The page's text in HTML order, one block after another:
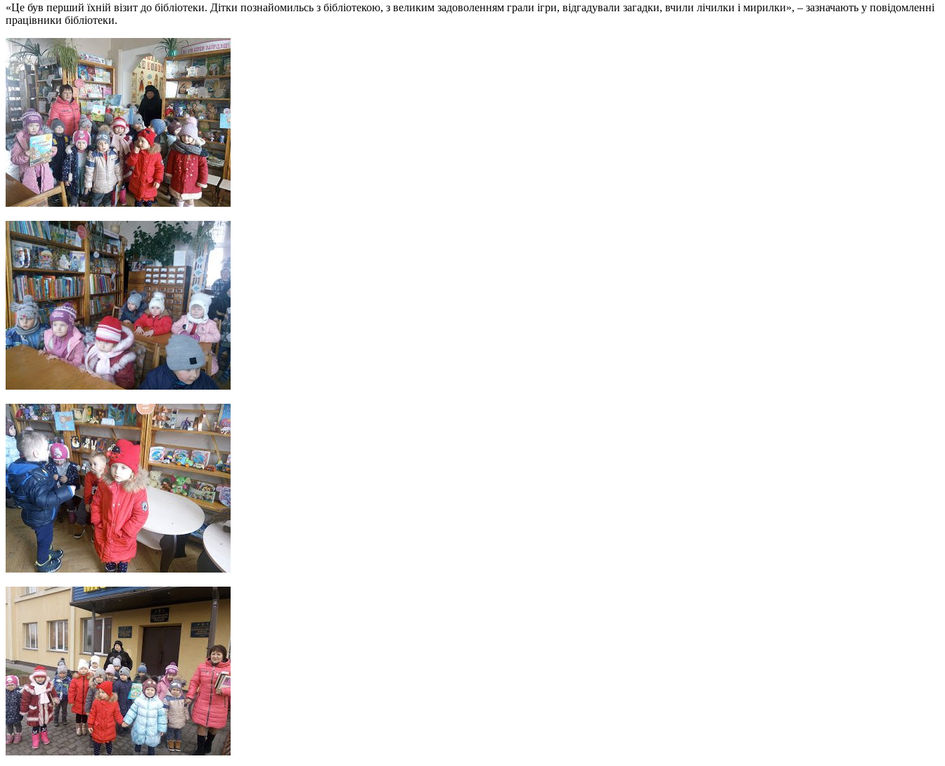
«Це був перший їхній візит до бібліотеки. Дітки познайомильсь з бібліотекою, з великим задоволенням грали ігри, відгадували загадки, вчили лічилки і мирилки», – зазначають у повідомленні
працівники бібліотеки.